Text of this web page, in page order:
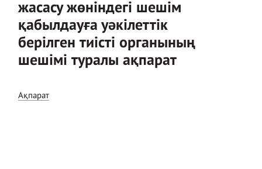
жасасу жөніндегі шешім
қабылдауға уәкілеттік
берілген тиісті органының
шешімі туралы ақпарат
Ақпарат